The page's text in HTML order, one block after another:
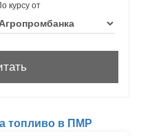
курсу от
топливо в ПМР